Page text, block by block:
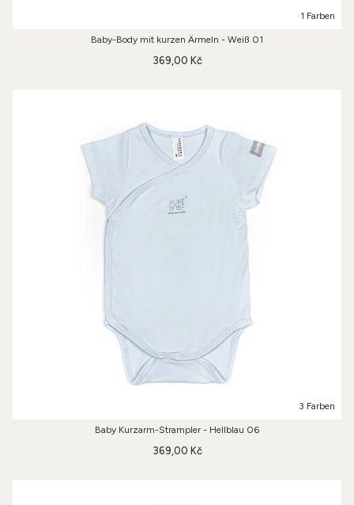
1 Farben
Baby-Body mit kurzen Ärmeln - Weiß 01
369,00 Kč
3 Farben
Baby Kurzarm-Strampler - Hellblau 06
369,00 Kč